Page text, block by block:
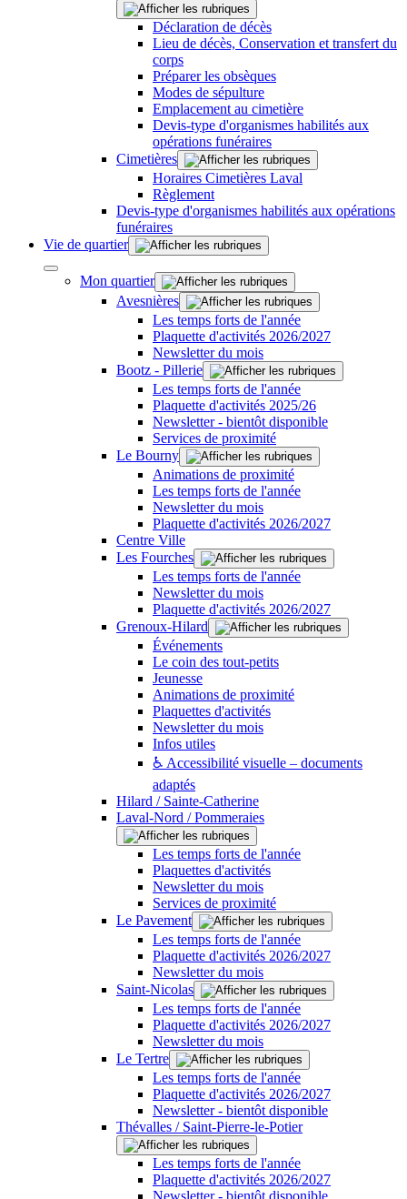
Déclaration de décès
Lieu de décès, Conservation et transfert du
corps
Préparer les obsèques
Modes de sépulture
Emplacement au cimetière
Devis-type d'organismes habilités aux
opérations funéraires
Cimetières
Horaires Cimetières Laval
Règlement
Devis-type d'organismes habilités aux opérations
funéraires
Vie de quartier
Mon quartier
Avesnières
Les temps forts de l'année
Plaquette d'activités 2026/2027
Newsletter du mois
Bootz - Pillerie
Les temps forts de l'année
Plaquette d'activités 2025/26
Newsletter - bientôt disponible
Services de proximité
Le Bourny
Animations de proximité
Les temps forts de l'année
Newsletter du mois
Plaquette d'activités 2026/2027
Centre Ville
Les Fourches
Les temps forts de l'année
Newsletter du mois
Plaquette d'activités 2026/2027
Grenoux-Hilard
Événements
Le coin des tout-petits
Jeunesse
Animations de proximité
Plaquettes d'activités
Newsletter du mois
Infos utiles
♿ Accessibilité visuelle – documents
adaptés
Hilard / Sainte-Catherine
Laval-Nord / Pommeraies
Les temps forts de l'année
Plaquettes d'activités
Newsletter du mois
Services de proximité
Le Pavement
Les temps forts de l'année
Plaquette d'activités 2026/2027
Newsletter du mois
Saint-Nicolas
Les temps forts de l'année
Plaquette d'activités 2026/2027
Newsletter du mois
Le Tertre
Les temps forts de l'année
Plaquette d'activités 2026/2027
Newsletter - bientôt disponible
Thévalles / Saint-Pierre-le-Potier
Les temps forts de l'année
Plaquette d'activités 2026/2027
Newsletter - bientôt disponible